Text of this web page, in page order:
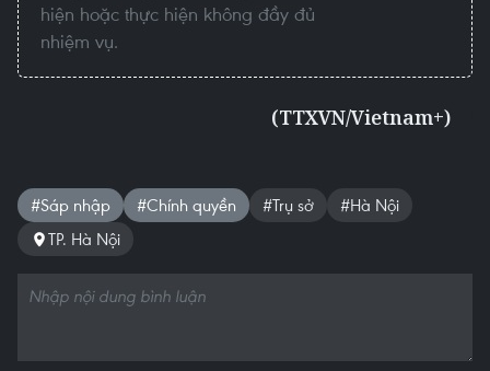
hiện hoặc thực hiện không đầy đủ
nhiệm vụ.
(TTXVN/Vietnam+)
#Sáp nhập #Chính quyền #Trụ sở
#Hà Nội
TP. Hà Nội